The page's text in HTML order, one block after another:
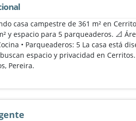
casa campestre de 361 m² en
y espacio para 5 parqueaderos. 📐
• Parqueaderos: 5 La casa
espacio y privacidad en
Pereira.